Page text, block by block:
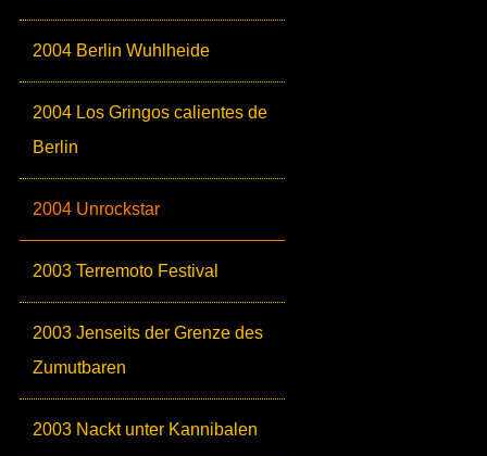
2004 Berlin Wuhlheide
2004 Los Gringos calientes de
Berlin
2004 Unrockstar
2003 Terremoto Festival
2003 Jenseits der Grenze des
Zumutbaren
2003 Nackt unter Kannibalen